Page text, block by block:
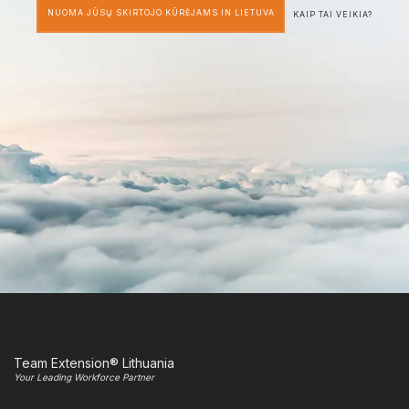
NUOMA JŪSŲ SKIRTOJO KŪRĖJAMS IN LIETUVA KAIP TAI VEIKIA?
Team Extension® Lithuania
Your Leading Workforce Partner